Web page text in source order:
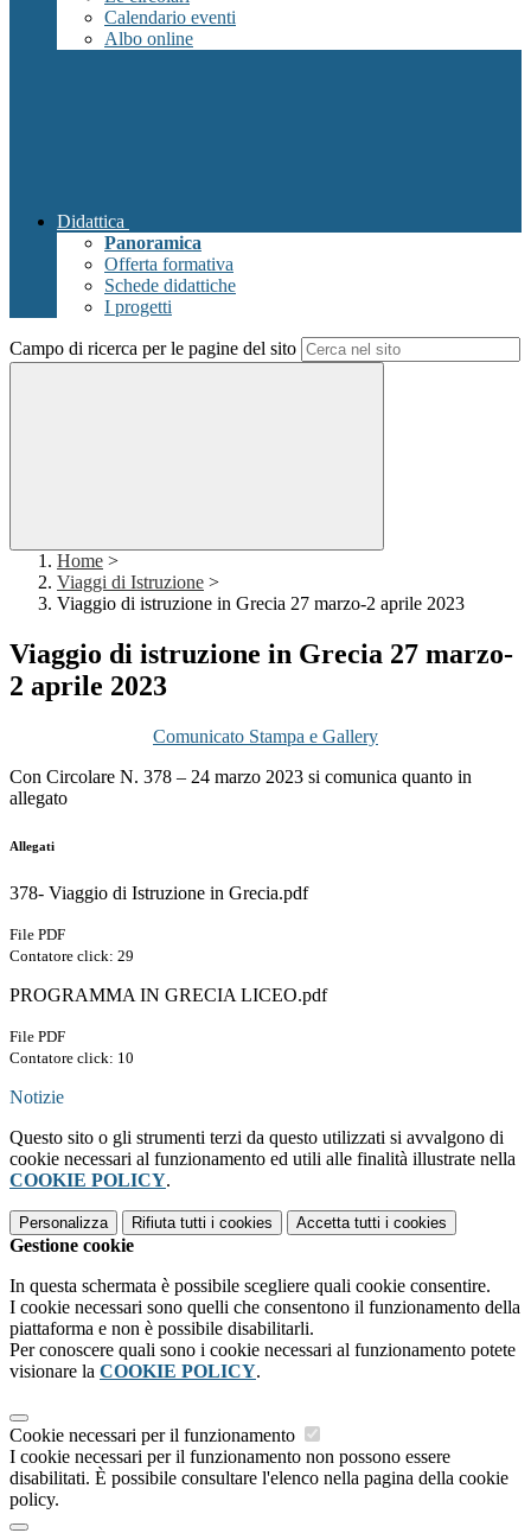
Calendario eventi
Albo online
Didattica
Panoramica
Offerta formativa
Schede didattiche
I progetti
Campo di ricerca per le pagine del sito
Home >
Viaggi di Istruzione >
Viaggio di istruzione in Grecia 27 marzo-2 aprile 2023
Viaggio di istruzione in Grecia 27 marzo-
2 aprile 2023
Comunicato Stampa e Gallery
Con Circolare N. 378 – 24 marzo 2023 si comunica quanto in
allegato
Allegati
378- Viaggio di Istruzione in Grecia.pdf
File PDF
Contatore click: 29
PROGRAMMA IN GRECIA LICEO.pdf
File PDF
Contatore click: 10
Notizie
Questo sito o gli strumenti terzi da questo utilizzati si avvalgono di
cookie necessari al funzionamento ed utili alle finalità illustrate nella
COOKIE POLICY.
Personalizza Rifiuta tutti i cookies Accetta tutti i cookies
Gestione cookie
In questa schermata è possibile scegliere quali cookie consentire.
I cookie necessari sono quelli che consentono il funzionamento della
piattaforma e non è possibile disabilitarli.
Per conoscere quali sono i cookie necessari al funzionamento potete
visionare la COOKIE POLICY.
Cookie necessari per il funzionamento
I cookie necessari per il funzionamento non possono essere
disabilitati. È possibile consultare l'elenco nella pagina della cookie
policy.